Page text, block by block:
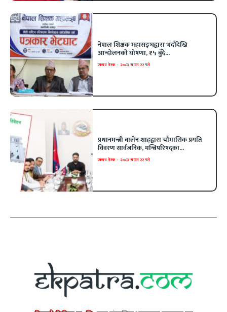
नेपाल शिक्षक महासङ्घद्वारा भदौदेखि
आन्दोलनको घोषणा, १५ बुँदे...
एकपत्र डेस्क - २०८३ साउन २२ गते
प्रधानमन्त्री बालेन शाहद्वारा चौमासिक प्रगति
विवरण सार्वजनिक, मन्त्रिपरिषद्का...
एकपत्र डेस्क - २०८३ साउन २२ गते